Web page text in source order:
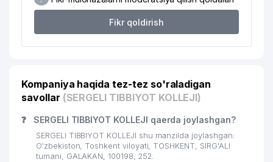
Fikr qoldirish
Kompaniya haqida tez-tez so'raladigan
savollar (SERGELI TIBBIYOT KOLLEJI)
❓ SERGELI TIBBIYOT KOLLEJI qaerda joylashgan?
SERGELI TIBBIYOT KOLLEJI shu manzilda joylashgan:
O'zbekiston, Toshkent viloyati, TOSHKENT, SIRG'ALI
tumani, GALAKAN, 100198, 252.